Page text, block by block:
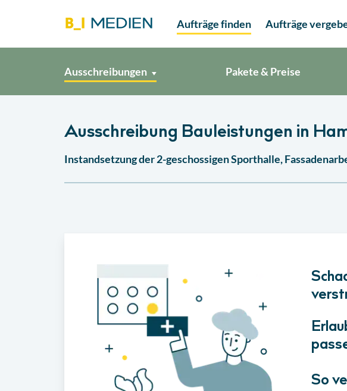
Aufträge finden Aufträge
Ausschreibungen Pakete & Preise
Ausschreibung Bauleistungen in
Instandsetzung der 2-geschossigen Sporthalle,
So